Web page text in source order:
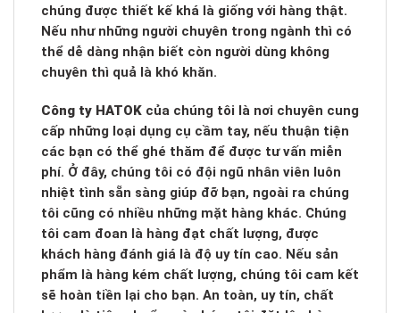
chúng được thiết kế khá là giống với hàng thật.
Nếu như những người chuyên trong ngành thì có
thể dễ dàng nhận biết còn người dùng không
chuyên thì quả là khó khăn.
Công ty HATOK của chúng tôi là nơi chuyên cung
cấp những loại dụng cụ cầm tay, nếu thuận tiện
các bạn có thể ghé thăm để được tư vấn miễn
phí. Ở đây, chúng tôi có đội ngũ nhân viên luôn
nhiệt tình sẵn sàng giúp đỡ bạn, ngoài ra chúng
tôi cũng có nhiều những mặt hàng khác. Chúng
tôi cam đoan là hàng đạt chất lượng, được
khách hàng đánh giá là độ uy tín cao. Nếu sản
phẩm là hàng kém chất lượng, chúng tôi cam kết
sẽ hoàn tiền lại cho bạn. An toàn, uy tín, chất